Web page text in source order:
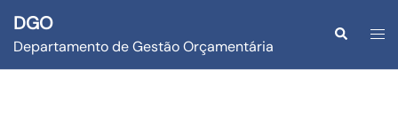
DGO
Departamento de Gestão Orçamentária